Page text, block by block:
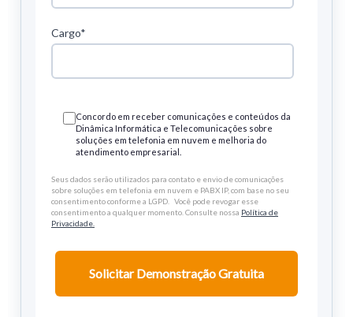
Cargo*
Concordo em receber comunicações e conteúdos da
Dinâmica Informática e Telecomunicações sobre
soluções em telefonia em nuvem e melhoria do
atendimento empresarial.
Seus dados serão utilizados para contato e envio de comunicações
sobre soluções em telefonia em nuvem e PABX IP, com base no seu
consentimento conforme a LGPD. Você pode revogar esse
consentimento a qualquer momento. Consulte nossa Política de
Privacidade.
Solicitar Demonstração Gratuita